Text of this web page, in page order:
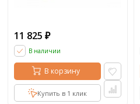
11 825 ₽
В наличии
В корзину
Купить в 1 клик